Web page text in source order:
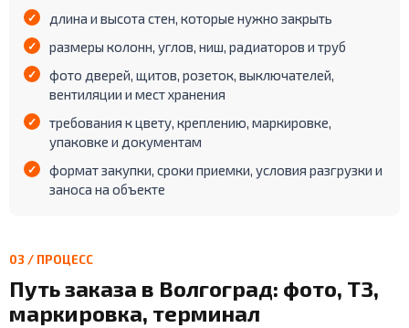
длина и высота стен, которые нужно закрыть
размеры колонн, углов, ниш, радиаторов и труб
фото дверей, щитов, розеток, выключателей,
вентиляции и мест хранения
требования к цвету, креплению, маркировке,
упаковке и документам
формат закупки, сроки приемки, условия разгрузки и
заноса на объекте
03 / ПРОЦЕСС
Путь заказа в Волгоград: фото, ТЗ,
маркировка, терминал